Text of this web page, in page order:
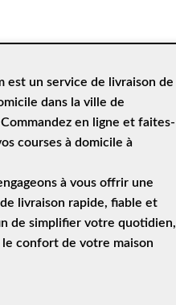
est un service de
livraison de
dans la ville de
en ligne et faites-
courses à domicile à
à vous offrir une
livraison rapide, fiable et
de simplifier votre quotidien,
confort de votre maison